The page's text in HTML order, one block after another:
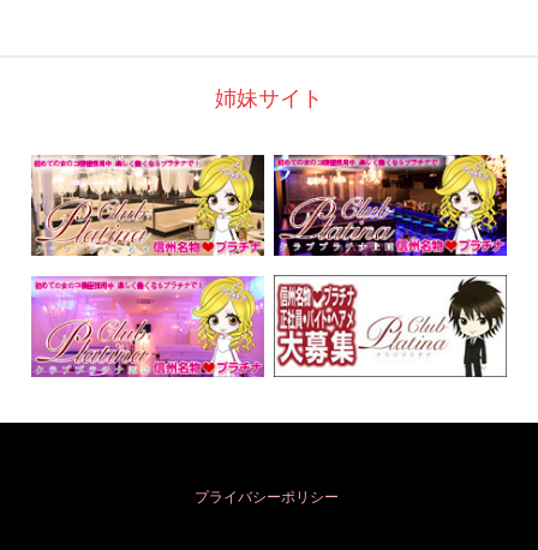
姉妹サイト
プライバシーポリシー